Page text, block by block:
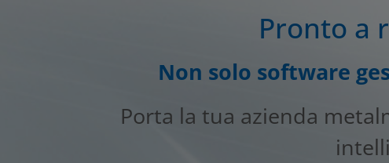
Pronto a
Non solo software
Porta la tua azienda